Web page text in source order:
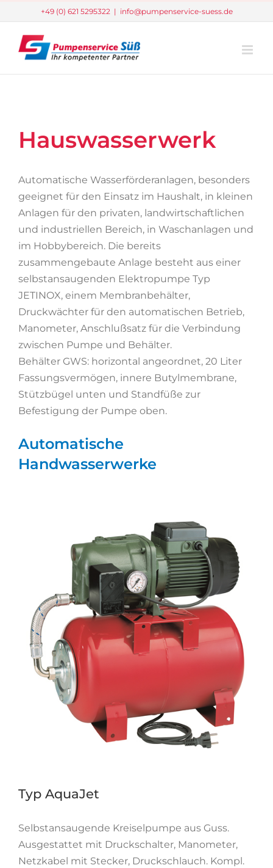
Inhalt
springen
+49 (0) 621 5295322 | info@pumpenservice-suess.de
Hauswasserwerk
Automatische Wasserförderanlagen, besonders
geeignet für den Einsatz im Haushalt, in kleinen
Anlagen für den privaten, landwirtschaftlichen
und industriellen Bereich, in Waschanlagen und
im Hobbybereich. Die bereits
zusammengebaute Anlage besteht aus einer
selbstansaugenden Elektropumpe Typ
JETINOX, einem Membranbehälter,
Druckwächter für den automatischen Betrieb,
Manometer, Anschlußsatz für die Verbindung
zwischen Pumpe und Behälter.
Behälter GWS: horizontal angeordnet, 20 Liter
Fassungsvermögen, innere Butylmembrane,
Stützbügel unten und Standfüße zur
Befestigung der Pumpe oben.
Automatische
Handwasserwerke
Typ AquaJet
Selbstansaugende Kreiselpumpe aus Guss.
Ausgestattet mit Druckschalter, Manometer,
Netzkabel mit Stecker, Druckschlauch. Kompl.